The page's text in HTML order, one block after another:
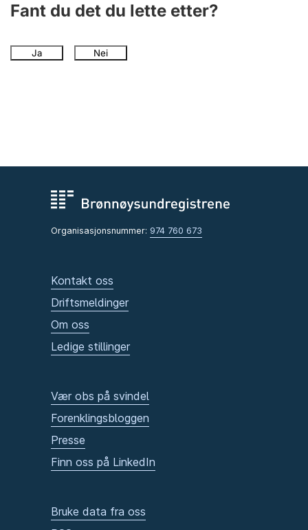
Fant du det du lette etter?
Ja Nei
Organisasjonsnummer: 974 760 673
Kontakt oss
Driftsmeldinger
Om oss
Ledige stillinger
Vær obs på svindel
Forenklingsbloggen
Presse
Finn oss på LinkedIn
Bruke data fra oss